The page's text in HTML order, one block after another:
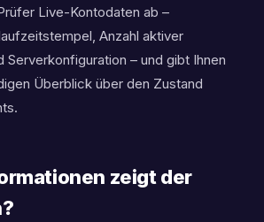
Live-Kontodaten ab –
Anzahl aktiver
Serverkonfiguration – und gibt Ihnen
Überblick über den Zustand
zeigt der